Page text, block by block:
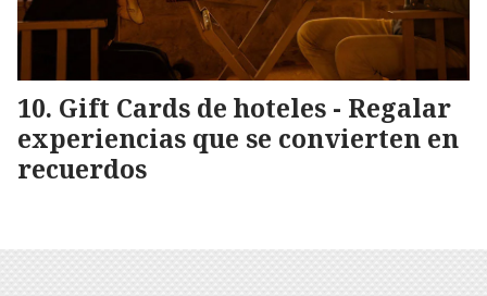
Gift Cards de hoteles - Regalar
experiencias que se convierten en
recuerdos